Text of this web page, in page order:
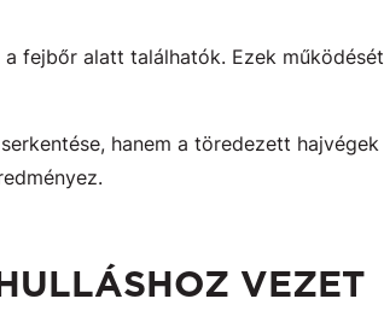
fejbőr alatt találhatók. Ezek működését
hanem a töredezett hajvégek
VEZET